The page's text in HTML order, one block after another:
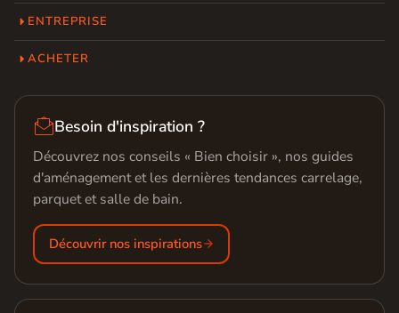
ENTREPRISE
ACHETER
Besoin d'inspiration ?
Découvrez nos conseils « Bien choisir », nos guides
d'aménagement et les dernières tendances carrelage,
parquet et salle de bain.
Découvrir nos inspirations